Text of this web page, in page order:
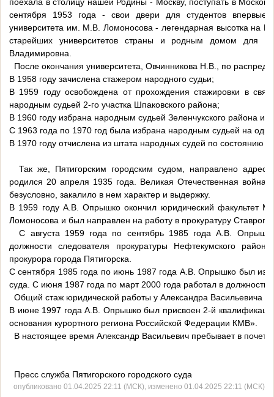
сентября 1953 года - свои двери для студентов впервые
университета им. М.В. Ломоносова - легендарная высотка на
старейших университетов страны и родным домом для
Владимировна.
После окончания университета, Овчинникова Н.В., по
В 1958 году зачислена стажером народного судьи;
В 1959 году освобождена от прохождения стажировки в
народным судьей 2-го участка Шпаковского района;
В 1960 году избрана народным судьей Зеленчукского района и
С 1963 года по 1970 год была избрана народным судьей на
В 1970 году отчислена из штата народных судей по состоянию
Так же, Пятигорским городским судом, направлено
родился 20 апреля 1935 года. Великая Отечественная война
безусловно, закалило в нем характер и выдержку.
В 1959 году А.В. Опрышко окончил юридический факультет
Ломоносова и был направлен на работу в прокуратуру
С августа 1959 года по сентябрь 1985 года А.В. Опрышко
должности следователя прокуратуры Нефтекумского
прокурора города Пятигорска.
С сентября 1985 года по июнь 1987 года А.В. Опрышко был
суда. С июня 1987 года по март 2000 года работал в должности
Общий стаж юридической работы у Александра Васильевича
В июне 1997 года А.В. Опрышко был присвоен 2-й
основания курортного региона Российской Федерации КМВ».
В настоящее время Александр Васильевич пребывает в
Пресс служба Пятигорского городского суда
опубликовано 01.04.2025 22:11 (МСК), изменено 01.04.2025 22:11 (МСК)